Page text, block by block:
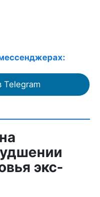
Telegram
экс-